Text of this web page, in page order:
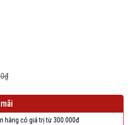
hàng có giá trị từ 300.000đ